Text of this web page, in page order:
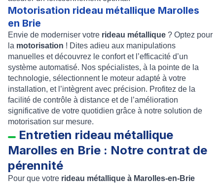
Motorisation rideau métallique Marolles
en Brie
Envie de moderniser votre rideau métallique ? Optez pour
la motorisation ! Dites adieu aux manipulations
manuelles et découvrez le confort et l’efficacité d’un
système automatisé. Nos spécialistes, à la pointe de la
technologie, sélectionnent le moteur adapté à votre
installation, et l’intègrent avec précision. Profitez de la
facilité de contrôle à distance et de l’amélioration
significative de votre quotidien grâce à notre solution de
motorisation sur mesure.
Entretien rideau métallique
Marolles en Brie : Notre contrat de
pérennité
Pour que votre rideau métallique à Marolles-en-Brie